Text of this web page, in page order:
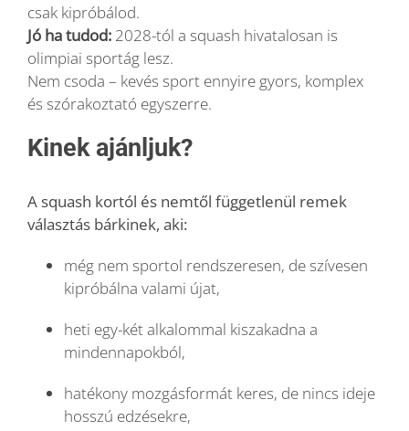
csak kipróbálod.
Jó ha tudod: 2028-tól a squash hivatalosan is
olimpiai sportág lesz.
Nem csoda – kevés sport ennyire gyors, komplex
és szórakoztató egyszerre.
Kinek ajánljuk?
A squash kortól és nemtől függetlenül remek
választás bárkinek, aki:
még nem sportol rendszeresen, de szívesen
kipróbálna valami újat,
heti egy-két alkalommal kiszakadna a
mindennapokból,
hatékony mozgásformát keres, de nincs ideje
hosszú edzésekre,